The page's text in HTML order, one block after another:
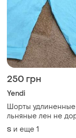
250 грн
Yendi
Шорты удлиненные
льняные лен не
купить хс,с размер м
42,44,34
S и еще 1